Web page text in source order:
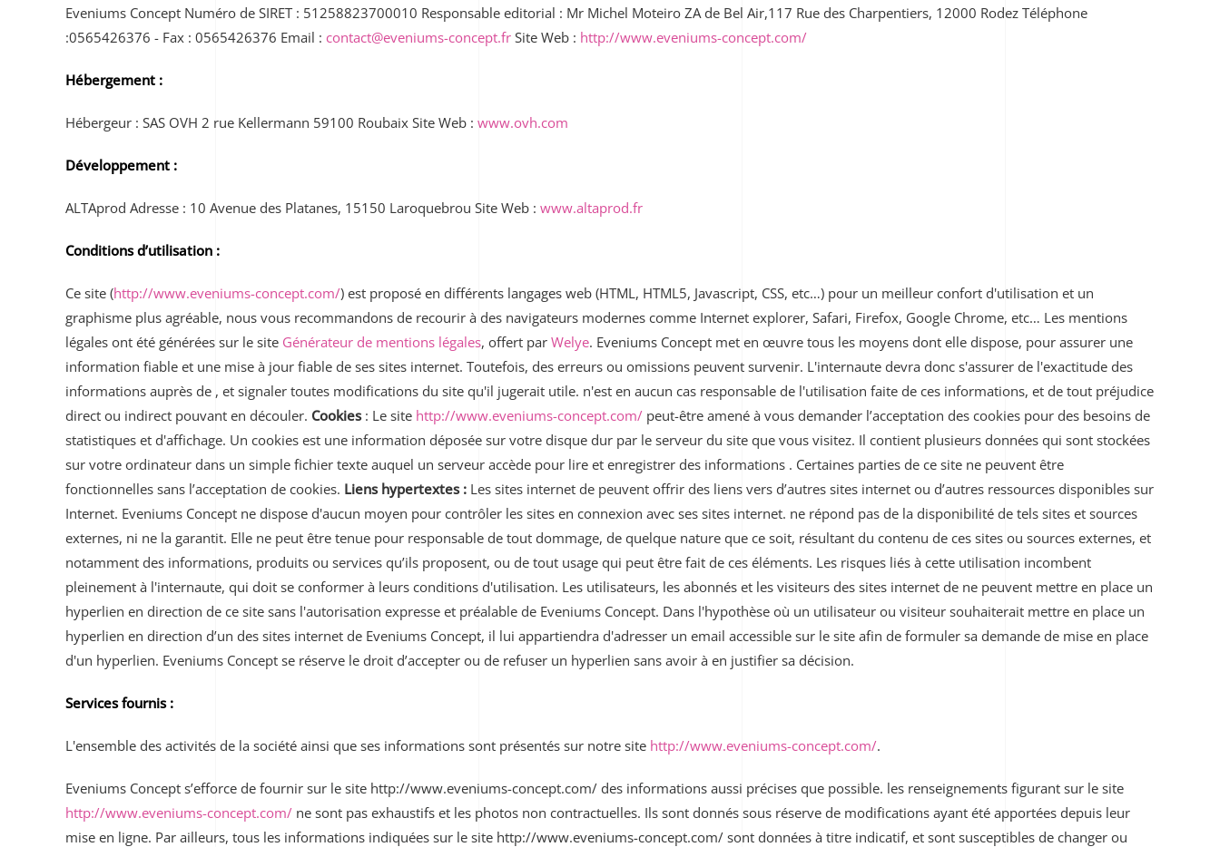
Eveniums Concept Numéro de SIRET : 51258823700010 Responsable editorial : Mr Michel Moteiro ZA de Bel Air,117 Rue des Charpentiers, 12000 Rodez Téléphone
:0565426376 - Fax : 0565426376 Email : contact@eveniums-concept.fr Site Web : http://www.eveniums-concept.com/
Hébergement :
Hébergeur : SAS OVH 2 rue Kellermann 59100 Roubaix Site Web : www.ovh.com
Développement :
ALTAprod Adresse : 10 Avenue des Platanes, 15150 Laroquebrou Site Web : www.altaprod.fr
Conditions d’utilisation :
Ce site (http://www.eveniums-concept.com/) est proposé en différents langages web (HTML, HTML5, Javascript, CSS, etc…) pour un meilleur confort d'utilisation et un
graphisme plus agréable, nous vous recommandons de recourir à des navigateurs modernes comme Internet explorer, Safari, Firefox, Google Chrome, etc… Les mentions
légales ont été générées sur le site Générateur de mentions légales, offert par Welye. Eveniums Concept met en œuvre tous les moyens dont elle dispose, pour assurer une
information fiable et une mise à jour fiable de ses sites internet. Toutefois, des erreurs ou omissions peuvent survenir. L'internaute devra donc s'assurer de l'exactitude des
informations auprès de , et signaler toutes modifications du site qu'il jugerait utile. n'est en aucun cas responsable de l'utilisation faite de ces informations, et de tout préjudice
direct ou indirect pouvant en découler. Cookies: Le site http://www.eveniums-concept.com/ peut-être amené à vous demander l’acceptation des cookies pour des besoins de
statistiques et d'affichage. Un cookies est une information déposée sur votre disque dur par le serveur du site que vous visitez. Il contient plusieurs données qui sont stockées
sur votre ordinateur dans un simple fichier texte auquel un serveur accède pour lire et enregistrer des informations . Certaines parties de ce site ne peuvent être
fonctionnelles sans l’acceptation de cookies. Liens hypertextes : Les sites internet de peuvent offrir des liens vers d’autres sites internet ou d’autres ressources disponibles sur
Internet. Eveniums Concept ne dispose d'aucun moyen pour contrôler les sites en connexion avec ses sites internet. ne répond pas de la disponibilité de tels sites et sources
externes, ni ne la garantit. Elle ne peut être tenue pour responsable de tout dommage, de quelque nature que ce soit, résultant du contenu de ces sites ou sources externes, et
notamment des informations, produits ou services qu’ils proposent, ou de tout usage qui peut être fait de ces éléments. Les risques liés à cette utilisation incombent
pleinement à l'internaute, qui doit se conformer à leurs conditions d'utilisation. Les utilisateurs, les abonnés et les visiteurs des sites internet de ne peuvent mettre en place un
hyperlien en direction de ce site sans l'autorisation expresse et préalable de Eveniums Concept. Dans l'hypothèse où un utilisateur ou visiteur souhaiterait mettre en place un
hyperlien en direction d’un des sites internet de Eveniums Concept, il lui appartiendra d'adresser un email accessible sur le site afin de formuler sa demande de mise en place
d'un hyperlien. Eveniums Concept se réserve le droit d’accepter ou de refuser un hyperlien sans avoir à en justifier sa décision.
Services fournis :
L'ensemble des activités de la société ainsi que ses informations sont présentés sur notre site http://www.eveniums-concept.com/.
Eveniums Concept s’efforce de fournir sur le site http://www.eveniums-concept.com/ des informations aussi précises que possible. les renseignements figurant sur le site
http://www.eveniums-concept.com/ ne sont pas exhaustifs et les photos non contractuelles. Ils sont donnés sous réserve de modifications ayant été apportées depuis leur
mise en ligne. Par ailleurs, tous les informations indiquées sur le site http://www.eveniums-concept.com/ sont données à titre indicatif, et sont susceptibles de changer ou